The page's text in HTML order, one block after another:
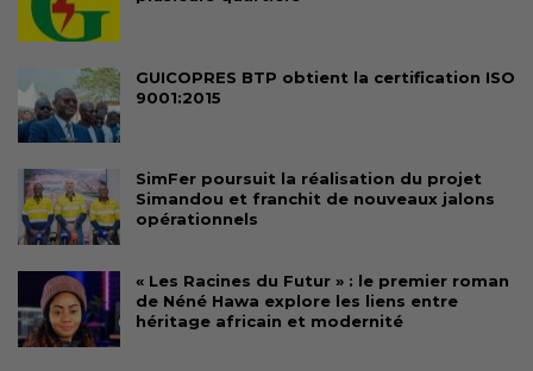
GUICOPRES BTP obtient la certification ISO
9001:2015
SimFer poursuit la réalisation du projet
Simandou et franchit de nouveaux jalons
opérationnels
« Les Racines du Futur » : le premier roman
de Néné Hawa explore les liens entre
héritage africain et modernité